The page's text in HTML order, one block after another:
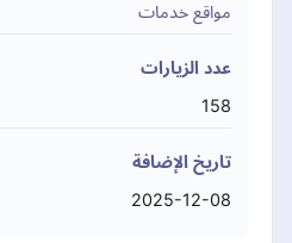
مواقع خدمات
عدد الزيارات
158
تاريخ الإضافة
2025-12-08